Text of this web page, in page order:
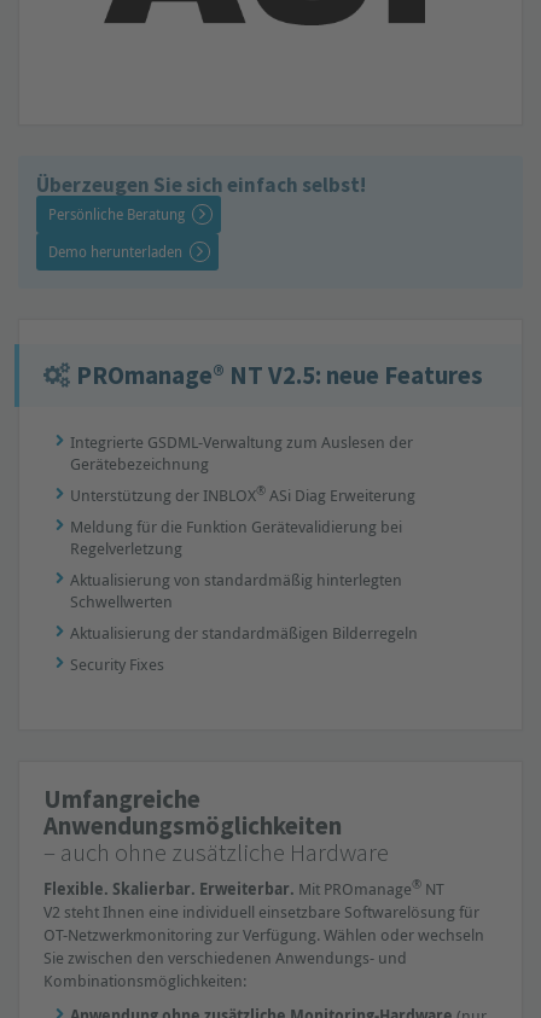
Überzeugen Sie sich einfach selbst!
Persönliche Beratung
Demo herunterladen
PROmanage® NT V2.5: neue Features
Integrierte GSDML-Verwaltung zum Auslesen der
Gerätebezeichnung
Unterstützung der INBLOX® ASi Diag Erweiterung
Meldung für die Funktion Gerätevalidierung bei
Regelverletzung
Aktualisierung von standardmäßig hinterlegten
Schwellwerten
Aktualisierung der standardmäßigen Bilderregeln
Security Fixes
Umfangreiche
Anwendungsmöglichkeiten
– auch ohne zusätzliche Hardware
Flexible. Skalierbar. Erweiterbar. Mit PROmanage® NT
V2 steht Ihnen eine individuell einsetzbare Softwarelösung für
OT-Netzwerkmonitoring zur Verfügung. Wählen oder wechseln
Sie zwischen den verschiedenen Anwendungs- und
Kombinationsmöglichkeiten: